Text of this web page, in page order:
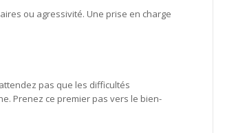
ou agressivité. Une prise en charge
pas que les difficultés
Prenez ce premier pas vers le bien-